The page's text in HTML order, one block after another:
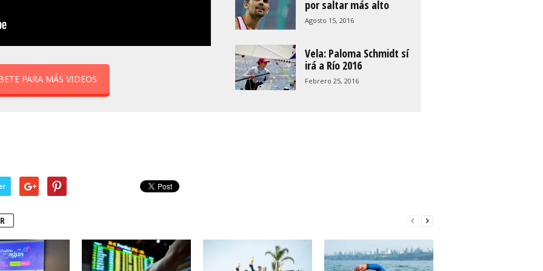
PARA MÁS VIDEOS
por saltar más alto
Agosto 15, 2016
Vela: Paloma Schmidt sí
irá a Río 2016
Febrero 25, 2016